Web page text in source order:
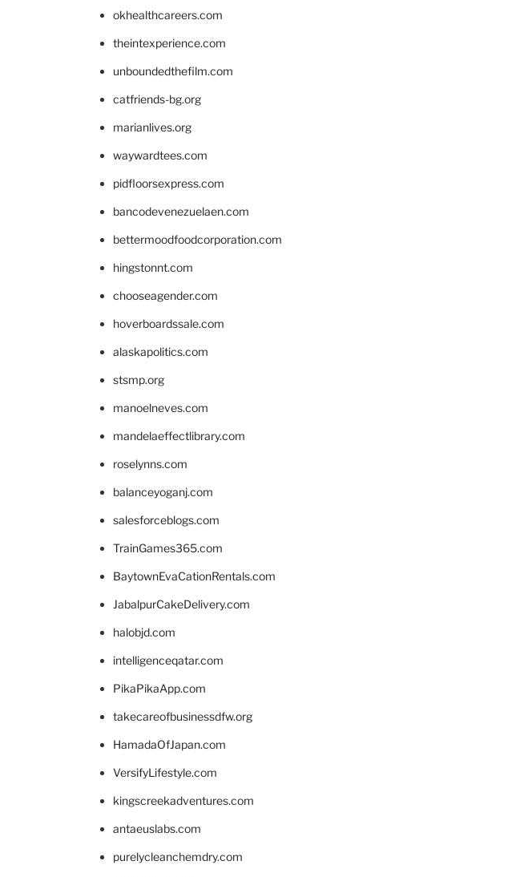
okhealthcareers.com
theintexperience.com
unboundedthefilm.com
catfriends-bg.org
marianlives.org
waywardtees.com
pidfloorsexpress.com
bancodevenezuelaen.com
bettermoodfoodcorporation.com
hingstonnt.com
chooseagender.com
hoverboardssale.com
alaskapolitics.com
stsmp.org
manoelneves.com
mandelaeffectlibrary.com
roselynns.com
balanceyoganj.com
salesforceblogs.com
TrainGames365.com
BaytownEvaCationRentals.com
JabalpurCakeDelivery.com
halobjd.com
intelligenceqatar.com
PikaPikaApp.com
takecareofbusinessdfw.org
HamadaOfJapan.com
VersifyLifestyle.com
kingscreekadventures.com
antaeuslabs.com
purelycleanchemdry.com